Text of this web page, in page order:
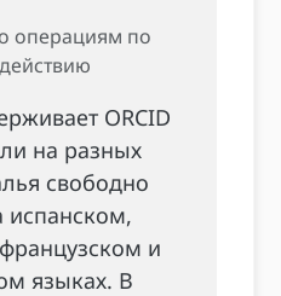
операциям по
ORCID
на разных
свободно
испанском,
и
языках. В